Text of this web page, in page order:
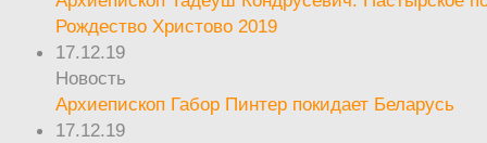
Рождество Христово 2019
17.12.19
Новость
Архиепископ Габор Пинтер покидает Беларусь
17.12.19